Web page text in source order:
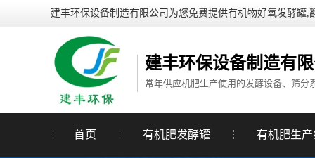
建丰环保设备制造有限公司为您免费提供有机物好氧发酵罐
建丰环保设备制造有
常年供应机肥生产使用的发酵设备、筛分
首页 有机肥发酵罐 有机肥生产